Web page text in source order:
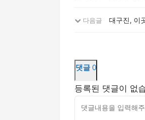
다음글 대구진, 이
댓글 0
등록된 댓글이 없